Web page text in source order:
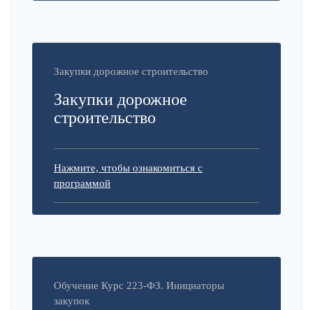
Закупки дорожное строительство
Закупки дорожное
строительство
Нажмите, чтобы ознакомиться с
программой
Обучение Курс 223-ФЗ. Инициаторы
закупок